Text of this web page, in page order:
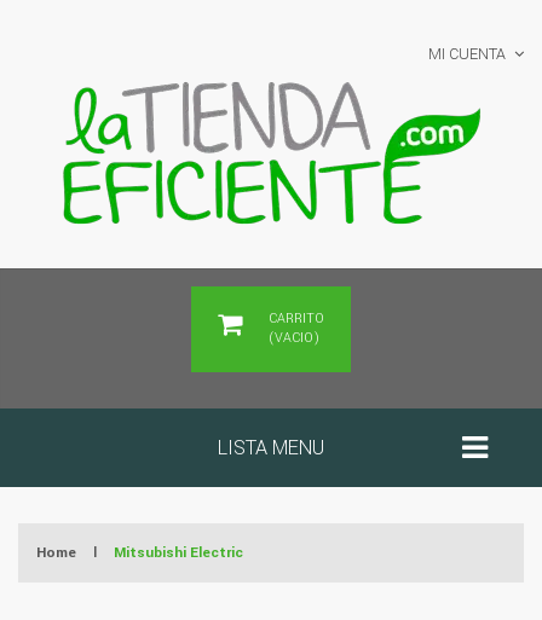
MI CUENTA
CARRITO
(VACIO)
LISTA MENU
Home | Mitsubishi Electric